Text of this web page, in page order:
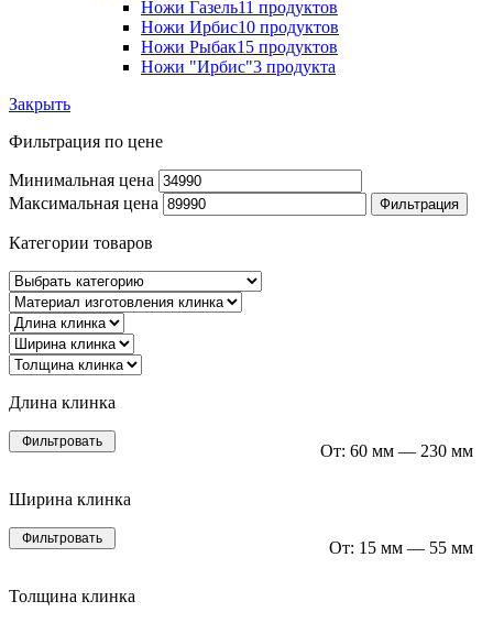
Ножи Газель11 продуктов
Ножи Ирбис10 продуктов
Ножи Рыбак15 продуктов
Ножи "Ирбис"3 продукта
Закрыть
Фильтрация по цене
Минимальная цена
Максимальная цена
Фильтрация
Категории товаров
Длина клинка
Фильтровать От: 60 мм — 230 мм
Ширина клинка
Фильтровать От: 15 мм — 55 мм
Толщина клинка